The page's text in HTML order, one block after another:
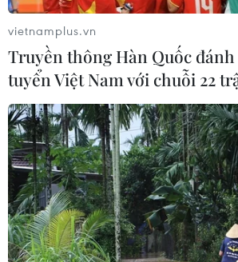
Liên hợp quốc kêu gọi
nhiễm rác thải lan ra biển
09/06/2018 02:38
vietnamplus.vn
Truyền thông Hàn Quốc đánh
tuyển Việt Nam với chuỗi 22